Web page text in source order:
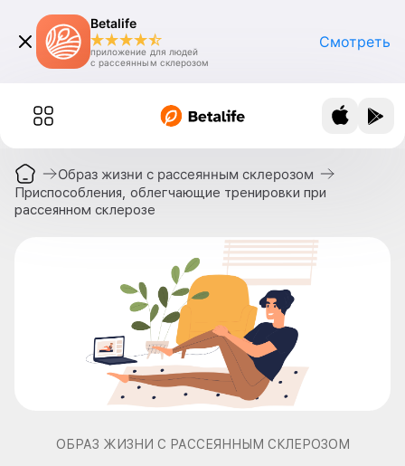
Betalife
приложение для людей
с рассеянным склерозом
Смотреть
Образ жизни с рассеянным склерозом
Приспособления, облегчающие тренировки при
рассеянном склерозе
ОБРАЗ ЖИЗНИ С РАССЕЯННЫМ СКЛЕРОЗОМ